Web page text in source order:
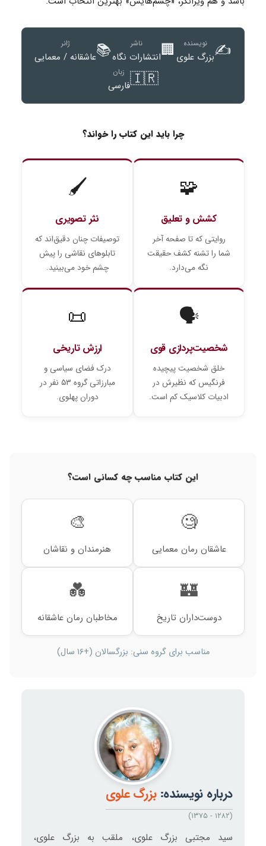
✍️ نویسنده
بزرگ علوی 🏢 ناشر
انتشارات نگاه📚 ژانر
عاشقانه / معمایی
🇮🇷 زبان
فارسی
چرا باید این کتاب را خواند؟
🧩
کشش و تعلیق
روایتی که تا صفحه آخر
شما را تشنه کشف حقیقت
نگه می‌دارد.
🖌️
نثر تصویری
توصیفات چنان دقیق‌اند که
تابلوهای نقاشی را پیش
چشم خود می‌بینید.
🗣️
شخصیت‌پردازی قوی
خلق شخصیت پیچیده
فرنگیس که نظیرش در
ادبیات کلاسیک کم است.
📜
ارزش تاریخی
درک فضای سیاسی و
مبارزاتی گروه ۵۳ نفر در
دوران پهلوی.
این کتاب مناسب چه کسانی است؟
🧐
عاشقان رمان معمایی
🎨
هنرمندان و نقاشان
🏰
دوست‌داران تاریخ
💑
مخاطبان رمان عاشقانه
مناسب برای گروه سنی: بزرگسالان (+۱۶ سال)
درباره نویسنده:بزرگ علوی
(۱۲۸۲ - ۱۳۷۵)
سید مجتبی بزرگ علوی، ملقب به بزرگ علوی،